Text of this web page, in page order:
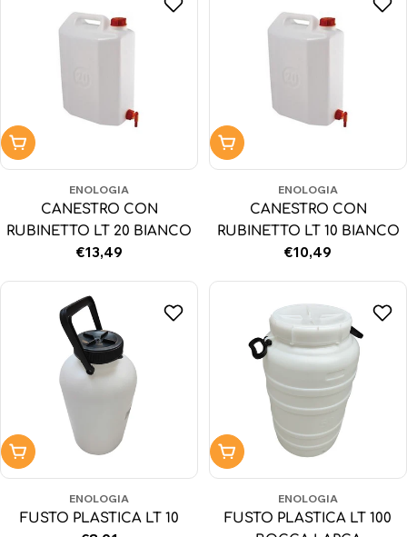
Aggiungi al carrello
ENOLOGIA
CANESTRO CON
RUBINETTO LT 20 BIANCO
Prezzo
€13,49
Aggiungi al carrello
ENOLOGIA
CANESTRO CON
RUBINETTO LT 10 BIANCO
Prezzo
€10,49
Aggiungi al carrello
ENOLOGIA
FUSTO PLASTICA LT 10
Aggiungi al carrello
ENOLOGIA
FUSTO PLASTICA LT 100